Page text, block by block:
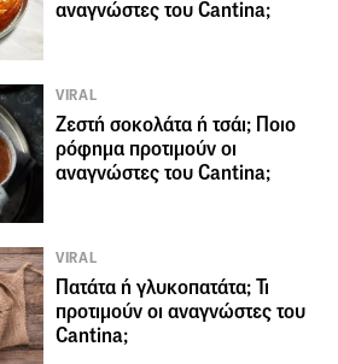
αναγνώστες του Cantina;
VIRAL
Ζεστή σοκολάτα ή τσάι; Ποιο
ρόφημα προτιμούν οι
αναγνώστες του Cantina;
VIRAL
Πατάτα ή γλυκοπατάτα; Τι
προτιμούν οι αναγνώστες του
Cantina;